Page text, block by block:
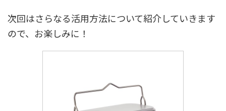
次回はさらなる活用方法について紹介していきます
ので、お楽しみに！